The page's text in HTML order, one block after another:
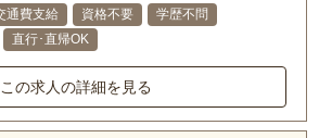
通費支給 資格不要
学歴不問
直行･直帰OK
この求人の詳細を見る